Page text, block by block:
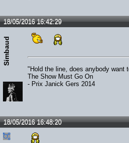
18/05/2016 16:42:29
Simbaud
"Hold the line, does anybody want
The Show Must Go On
- Prix Janick Gers 2014
18/05/2016 16:48:20